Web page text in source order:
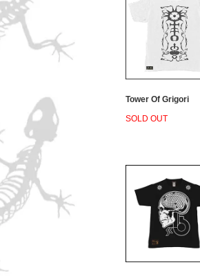
Tower Of Grigori
SOLD OUT